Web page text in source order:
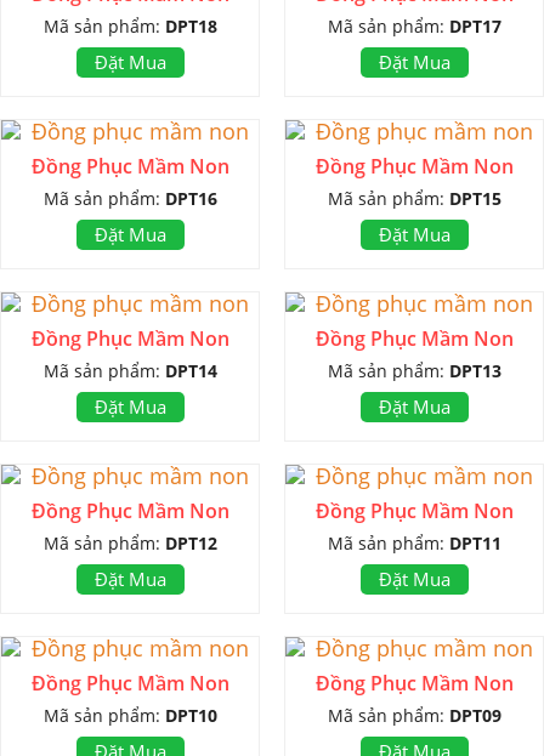
Mã sản phẩm: DPT18
Đặt Mua
Mã sản phẩm: DPT17
Đặt Mua
Đồng Phục Mầm Non
Mã sản phẩm: DPT16
Đặt Mua
Đồng Phục Mầm Non
Mã sản phẩm: DPT15
Đặt Mua
Đồng Phục Mầm Non
Mã sản phẩm: DPT14
Đặt Mua
Đồng Phục Mầm Non
Mã sản phẩm: DPT13
Đặt Mua
Đồng Phục Mầm Non
Mã sản phẩm: DPT12
Đặt Mua
Đồng Phục Mầm Non
Mã sản phẩm: DPT11
Đặt Mua
Đồng Phục Mầm Non
Mã sản phẩm: DPT10
Đồng Phục Mầm Non
Mã sản phẩm: DPT09